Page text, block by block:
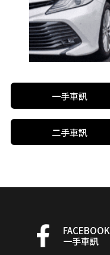
一手車訊
二手車訊
FACEBOOK
一手車訊